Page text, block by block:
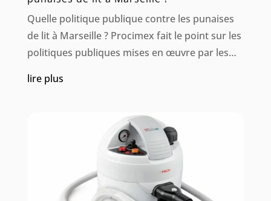
Quelle politique publique contre les punaises
de lit à Marseille ? Procimex fait le point sur les
politiques publiques mises en œuvre par les
la lutte contre les punaises de lit. Voici un
lire plus